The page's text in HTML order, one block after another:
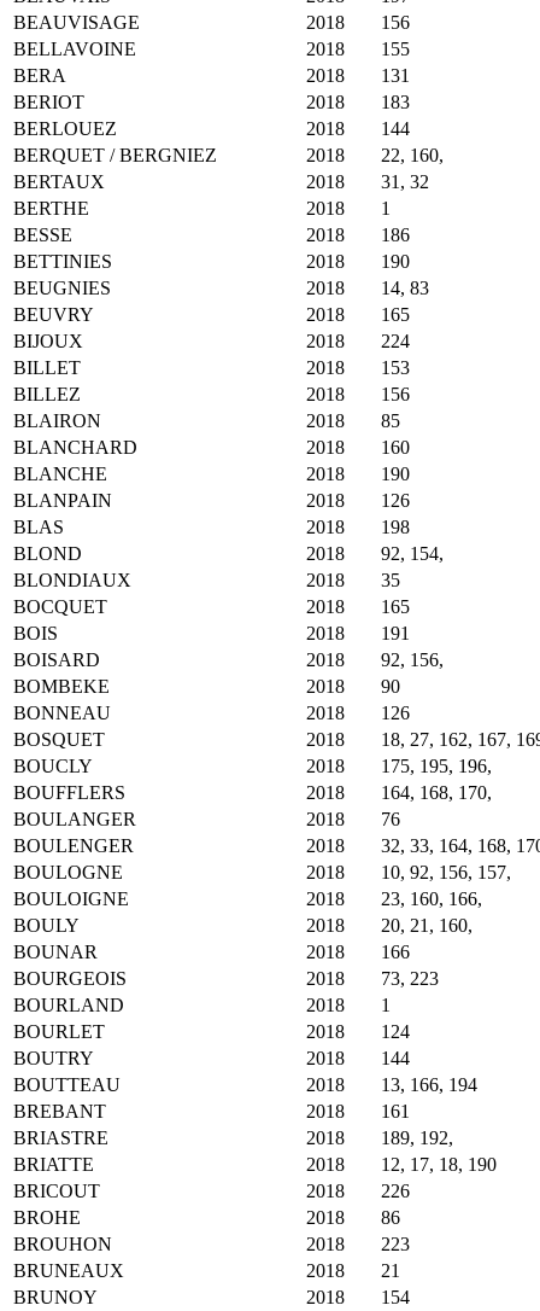
BEAUVISAGE
2018
156
BELLAVOINE
2018
155
BERA
2018
131
BERIOT
2018
183
BERLOUEZ
2018
144
BERQUET / BERGNIEZ
2018
22, 160,
BERTAUX
2018
31, 32
BERTHE
2018
1
BESSE
2018
186
BETTINIES
2018
190
BEUGNIES
2018
14, 83
BEUVRY
2018
165
BIJOUX
2018
224
BILLET
2018
153
BILLEZ
2018
156
BLAIRON
2018
85
BLANCHARD
2018
160
BLANCHE
2018
190
BLANPAIN
2018
126
BLAS
2018
198
BLOND
2018
92, 154,
BLONDIAUX
2018
35
BOCQUET
2018
165
BOIS
2018
191
BOISARD
2018
92, 156,
BOMBEKE
2018
90
BONNEAU
2018
126
BOSQUET
2018
18, 27, 162, 167,
BOUCLY
2018
175, 195, 196,
BOUFFLERS
2018
164, 168, 170,
BOULANGER
2018
76
BOULENGER
2018
32, 33, 164, 168,
BOULOGNE
2018
10, 92, 156, 157,
BOULOIGNE
2018
23, 160, 166,
BOULY
2018
20, 21, 160,
BOUNAR
2018
166
BOURGEOIS
2018
73, 223
BOURLAND
2018
1
BOURLET
2018
124
BOUTRY
2018
144
BOUTTEAU
2018
13, 166, 194
BREBANT
2018
161
BRIASTRE
2018
189, 192,
BRIATTE
2018
12, 17, 18, 190
BRICOUT
2018
226
BROHE
2018
86
BROUHON
2018
223
BRUNEAUX
2018
21
BRUNOY
2018
154